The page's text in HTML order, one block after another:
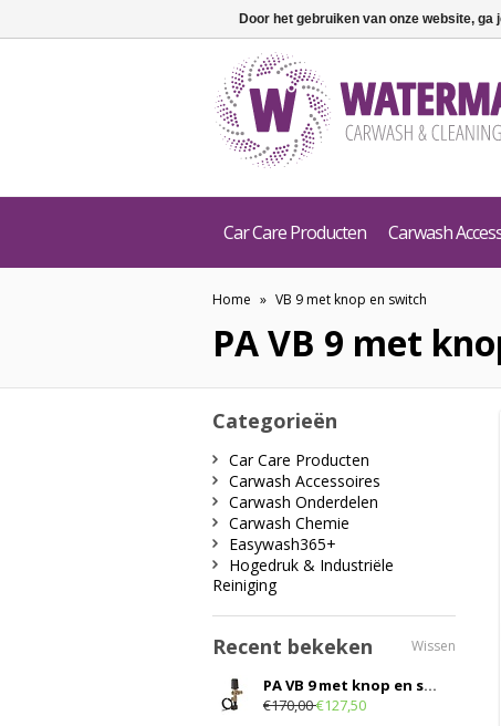
Car Care Producten Carwash
Home » VB 9 met knop en switch
PAVB 9 met
Categorieën
Car Care Producten
Carwash Accessoires
Carwash Onderdelen
Carwash Chemie
Easywash365+
Hogedruk & Industriële
Reiniging
Recent bekeken Wissen
PA VB 9 met knop en switch
€170,00€127,50
Door het gebruiken van onze website,